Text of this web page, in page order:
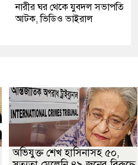
নারীর ঘর থেকে যুবদল সভাপতি
আটক, ভিডিও ভাইরাল
অভিযুক্ত শেখ হাসিনাসহ ৫০,